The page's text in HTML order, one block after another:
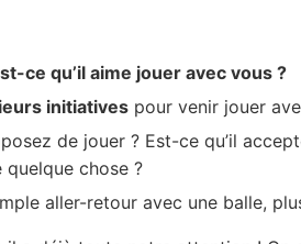
ce qu’il aime jouer avec vous ?
initiativespour venir jouer
de jouer ? Est-ce qu’il
chose ?
aller-retour avec une balle,